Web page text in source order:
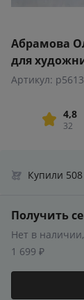
Абрамова
для
Артикул:
4,8
32
Купили
Получить
Нет в
1 699 ₽